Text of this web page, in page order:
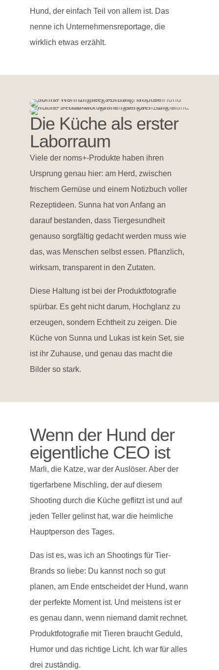
Hund, der einfach Teil von allem ist. Das
nenne ich Unternehmensreportage, die
wirklich etwas erzählt.
Die Küche als erster
Laborraum
Viele der noms+-Produkte haben ihren
Ursprung genau hier: am Herd, zwischen
frischem Gemüse und einem Notizbuch voller
Rezeptideen. Sunna hat von Anfang an
darauf bestanden, dass Tiergesundheit
genauso sorgfältig gedacht werden muss wie
das, was Menschen selbst essen. Pflanzlich,
wirksam, transparent in den Zutaten.
Diese Haltung ist bei der Produktfotografie
spürbar. Es geht nicht darum, Hochglanz zu
erzeugen, sondern Echtheit zu zeigen. Die
Küche von Sunna und Lukas ist kein Set, sie
ist ihr Zuhause, und genau das macht die
Bilder so stark.
Wenn der Hund der
eigentliche CEO ist
Marli, die Katze, war der Auslöser. Aber der
tigerfarbene Mischling, der auf diesem
Shooting durch die Küche geflitzt ist und auf
jeden Teller gelinst hat, war die heimliche
Hauptperson des Tages.
Das ist es, was ich an Shootings für Tier-
Brands so liebe: Du kannst noch so gut
planen, am Ende entscheidet der Hund, wann
der perfekte Moment ist. Und meistens ist er
es genau dann, wenn niemand damit rechnet.
Produktfotografie mit Tieren braucht Geduld,
Humor und das richtige Licht. Ich war für alles
drei zuständig.